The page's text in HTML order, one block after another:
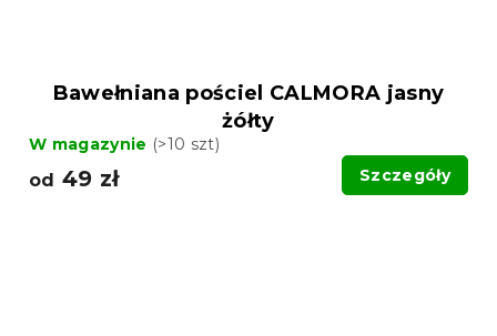
Bawełniana pościel CALMORA jasny
żółty
W magazynie (>10 szt)
od 49 zł Szczegóły